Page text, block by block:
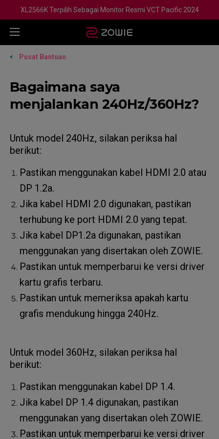
XL2566K Terpilih Sebagai Monitor Resmi VCT Pacific 2024
Pusat Bantuan
Bagaimana saya
menjalankan 240Hz/360Hz?
Untuk model 240Hz, silakan periksa hal
berikut:
Pastikan menggunakan kabel HDMI 2.0 atau
DP 1.2a.
Jika kabel HDMI 2.0 digunakan, pastikan
terhubung ke port HDMI 2.0 yang tepat.
Jika kabel DP1.2a digunakan, pastikan
menggunakan yang disertakan oleh ZOWIE.
Pastikan untuk memperbarui ke versi driver
kartu grafis terbaru.
Pastikan untuk memeriksa apakah kartu
grafis mendukung hingga 240Hz.
Untuk model 360Hz, silakan periksa hal
berikut:
Pastikan menggunakan kabel DP 1.4.
Jika kabel DP 1.4 digunakan, pastikan
menggunakan yang disertakan oleh ZOWIE.
Pastikan untuk memperbarui ke versi driver